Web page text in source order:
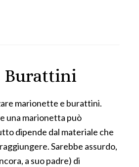
Burattini
marionette e burattini.
una marionetta può
dipende dal materiale che
Sarebbe assurdo,
a suo padre) di